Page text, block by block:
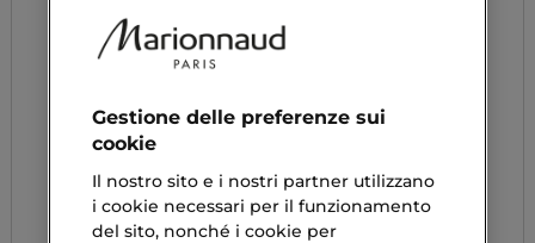
Gestione delle preferenze sui
cookie
Il nostro sito e i nostri partner utilizzano
i cookie necessari per il funzionamento
del sito, nonché i cookie per